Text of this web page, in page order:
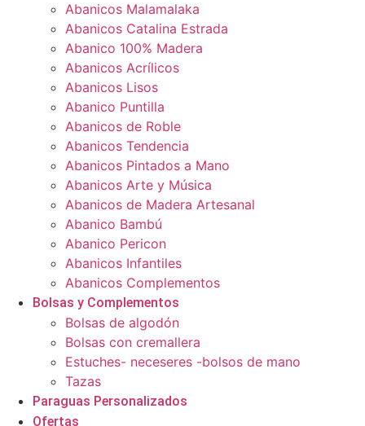
Abanicos Malamalaka
Abanicos Catalina Estrada
Abanico 100% Madera
Abanicos Acrílicos
Abanicos Lisos
Abanico Puntilla
Abanicos de Roble
Abanicos Tendencia
Abanicos Pintados a Mano
Abanicos Arte y Música
Abanicos de Madera Artesanal
Abanico Bambú
Abanico Pericon
Abanicos Infantiles
Abanicos Complementos
Bolsas y Complementos
Bolsas de algodón
Bolsas con cremallera
Estuches- neceseres -bolsos de mano
Tazas
Paraguas Personalizados
Ofertas